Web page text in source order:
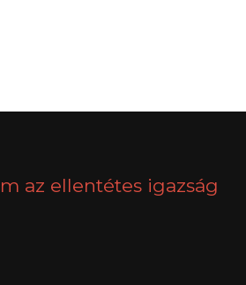
az ellentétes igazság